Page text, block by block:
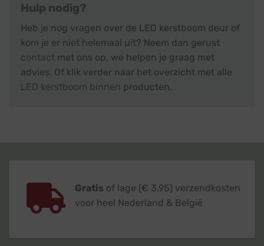
Hulp nodig?
Heb je nog vragen over de LED kerstboom deur of
kom je er niet helemaal uit? Neem dan gerust
contact met ons op, we helpen je graag met
advies. Of klik verder naar het overzicht met alle
LED kerstboom binnen producten.
Gratis of lage (€ 3,95) verzendkosten
voor heel Nederland & België